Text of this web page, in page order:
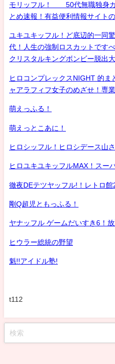
モリッフル！ 50代無職独身ガ
とめ速報！有益便利情報サイト
ユキユキッフル！ど底辺的一同
代！人生の強制ロスカットです
クリスタルキングボンビー脱出
ヒロコンプレックスNIGHT 的
ャアラフィフ女子のめざせ！専
萌えっふる！
萌えっとこあに！
ヒロシッフル！ヒロシデース山
ヒロユキユキッフルMAX！スー
徹夜DEテツヤッフル!！レトロ館
剛Q超児ともっふる！
ヤナッフル ゲームだいすき6！
ヒウラー総統の野望
魁!!アイドル塾!
t112